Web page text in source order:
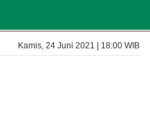
Kamis, 24 Juni 2021 | 18:00 WIB